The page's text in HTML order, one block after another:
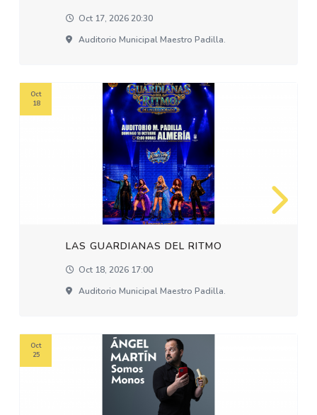
Oct 17, 2026 20:30
Auditorio Municipal Maestro Padilla.
LAS GUARDIANAS DEL RITMO
Oct 18, 2026 17:00
Auditorio Municipal Maestro Padilla.
Oct
18
Oct
25